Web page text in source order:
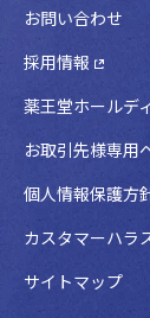
お問い合わせ
採用情報
薬王堂ホールデ
お取引先様専用
個人情報保護方
カスタマーハラ
サイトマップ